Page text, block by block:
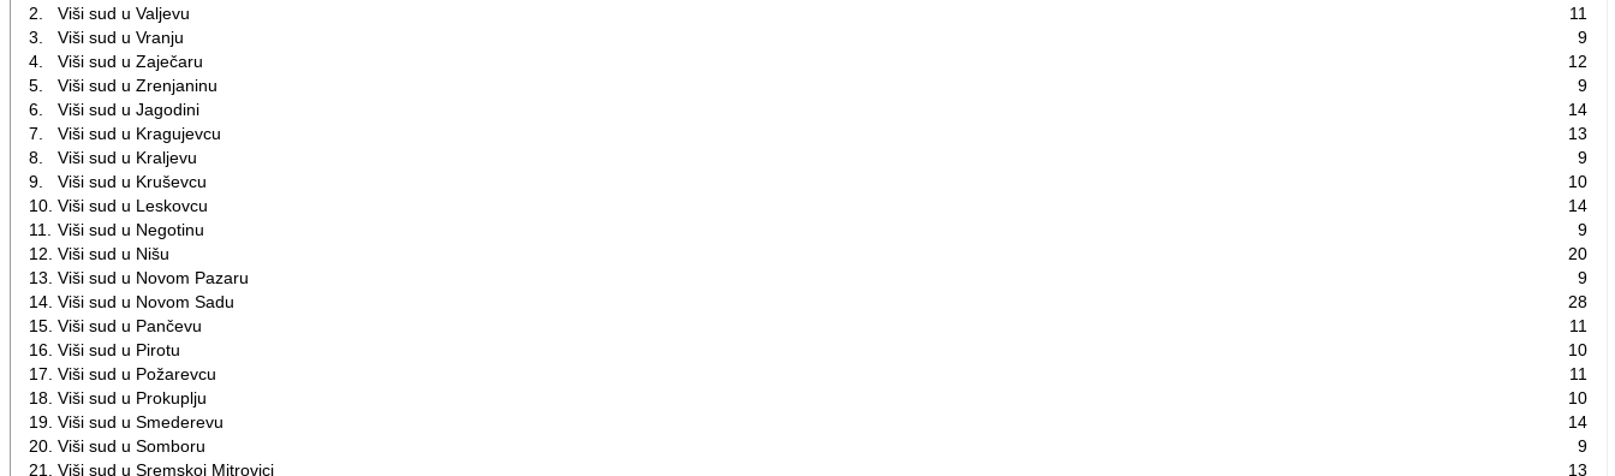
2.
Viši sud u Valjevu
11
3.
Viši sud u Vranju
9
4.
Viši sud u Zaječaru
12
5.
Viši sud u Zrenjaninu
9
6.
Viši sud u Jagodini
14
7.
Viši sud u Kragujevcu
13
8.
Viši sud u Kraljevu
9
9.
Viši sud u Kruševcu
10
10. Viši sud u Leskovcu
14
11.
Viši sud u Negotinu
9
12. Viši sud u Nišu
20
13. Viši sud u Novom Pazaru
9
14. Viši sud u Novom Sadu
28
15. Viši sud u Pančevu
11
16. Viši sud u Pirotu
10
17. Viši sud u Požarevcu
11
18. Viši sud u Prokuplju
10
19. Viši sud u Smederevu
14
20. Viši sud u Somboru
9
21.
Viši sud u Sremskoj Mitrovici 13